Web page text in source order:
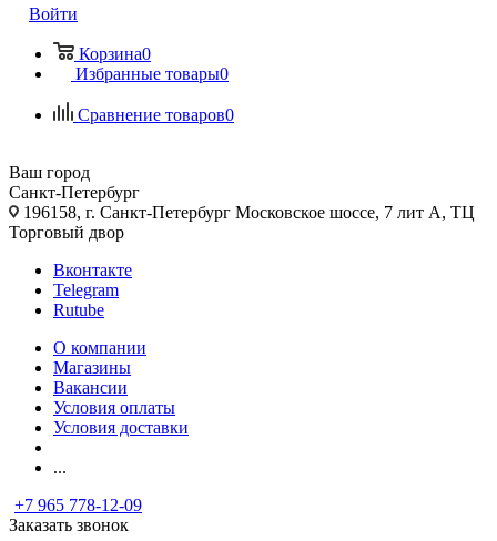
Войти
Корзина0
Избранные товары0
Сравнение товаров0
Ваш город
Санкт-Петербург
196158, г. Санкт-Петербург Московское шоссе, 7 лит А, ТЦ
Торговый двор
Вконтакте
Telegram
Rutube
О компании
Магазины
Вакансии
Условия оплаты
Условия доставки
...
+7 965 778-12-09
Заказать звонок